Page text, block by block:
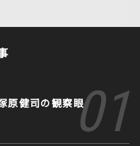
原健司の観察眼